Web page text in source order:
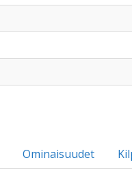
Ominaisuudet